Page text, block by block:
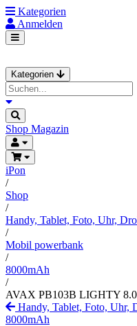
Kategorien
Anmelden
Kategorien
Shop Magazin
iPon
/
Shop
/
Handy, Tablet, Foto, Uhr,
/
Mobil powerbank
/
8000mAh
/
AVAX PB103B LIGHTY
Handy, Tablet, Foto, Uhr,
8000mAh